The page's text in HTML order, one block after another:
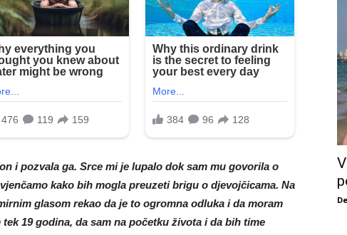
i pozvala ga. Srce mi je lupalo dok sam mu govorila o
kako bih mogla preuzeti brigu o djevojčicama. Na
glasom rekao da je to ogromna odluka i da moram
19 godina, da sam na početku života i da bih time